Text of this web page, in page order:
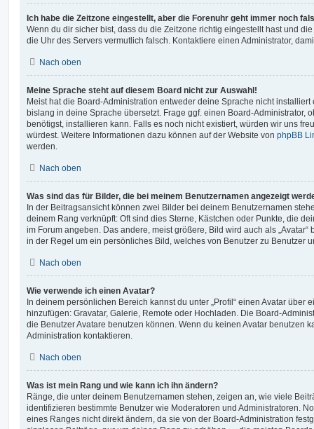
Ich habe die Zeitzone eingestellt, aber die Forenuhr geht immer noch
Wenn du dir sicher bist, dass du die Zeitzone richtig eingestellt hast und
die Uhr des Servers vermutlich falsch. Kontaktiere einen Administrator,
Nach oben
Meine Sprache steht auf diesem Board nicht zur Auswahl!
Meist hat die Board-Administration entweder deine Sprache nicht
bislang in deine Sprache übersetzt. Frage ggf. einen Board-Administrator,
benötigst, installieren kann. Falls es noch nicht existiert, würden wir uns
würdest. Weitere Informationen dazu können auf der Website von phpBB
werden.
Nach oben
Was sind das für Bilder, die bei meinem Benutzernamen angezeigt
In der Beitragsansicht können zwei Bilder bei deinem Benutzernamen
deinem Rang verknüpft: Oft sind dies Sterne, Kästchen oder Punkte, die
im Forum angeben. Das andere, meist größere, Bild wird auch als
in der Regel um ein persönliches Bild, welches von Benutzer zu Benutzer
Nach oben
Wie verwende ich einen Avatar?
In deinem persönlichen Bereich kannst du unter „Profil“ einen Avatar über
hinzufügen: Gravatar, Galerie, Remote oder Hochladen. Die Board-
die Benutzer Avatare benutzen können. Wenn du keinen Avatar benutzen
Administration kontaktieren.
Nach oben
Was ist mein Rang und wie kann ich ihn ändern?
Ränge, die unter deinem Benutzernamen stehen, zeigen an, wie viele
identifizieren bestimmte Benutzer wie Moderatoren und Administratoren.
eines Ranges nicht direkt ändern, da sie von der Board-Administration